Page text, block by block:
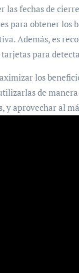
las fechas de
para obtener
Además, es
para
los
de
y aprovechar al